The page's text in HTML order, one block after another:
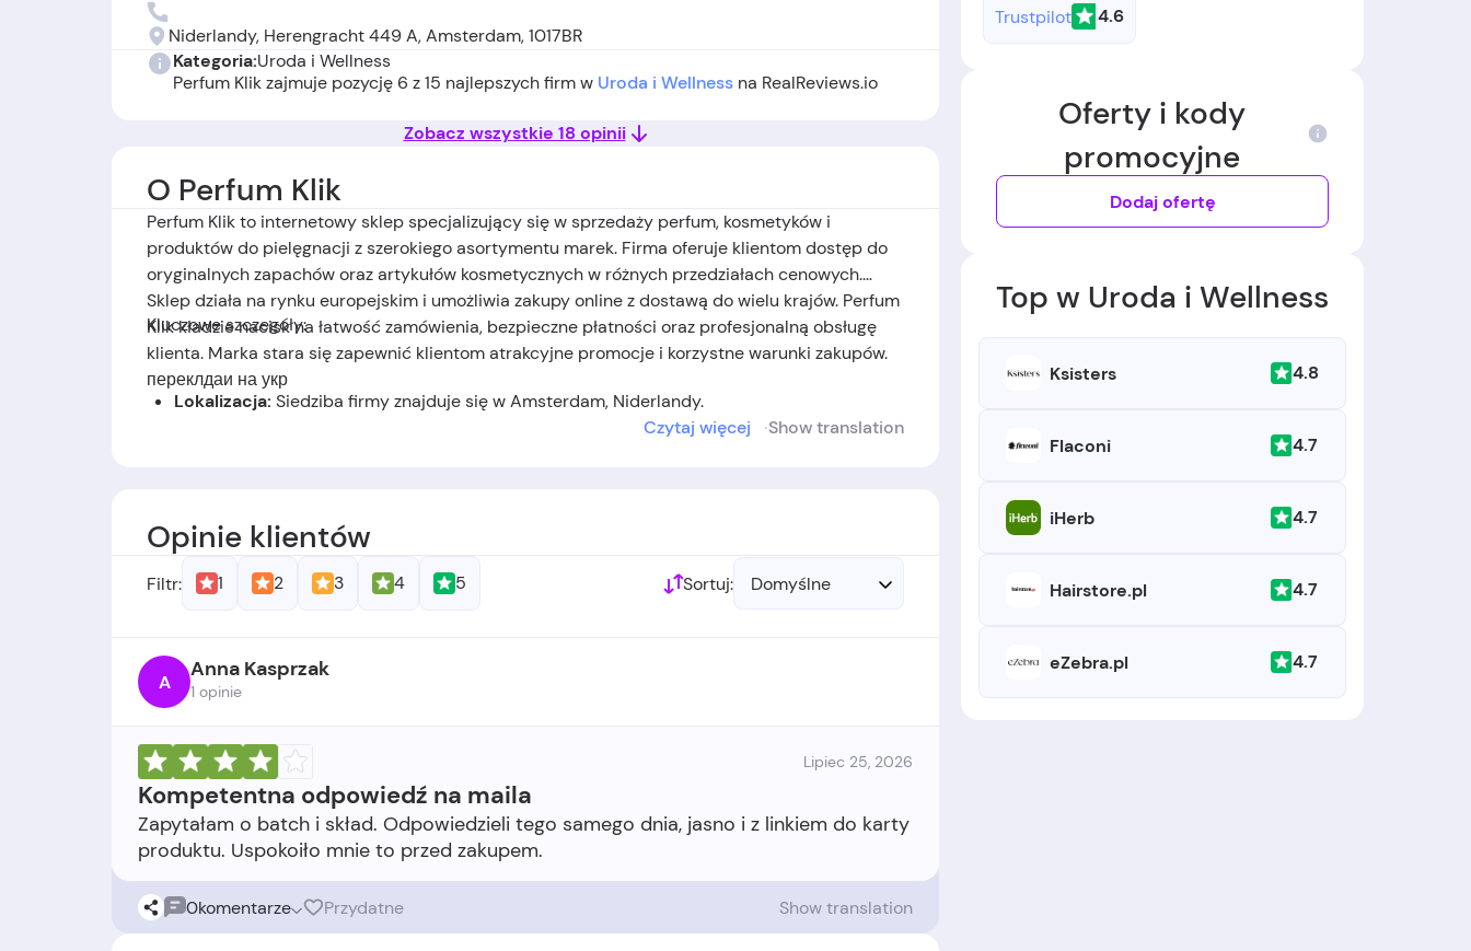
Niderlandy, Herengracht 449 A, Amsterdam, 1017BR
Kategoria:Uroda i Wellness
Perfum Klik zajmuje pozycję 6 z 15 najlepszych firm w Uroda i Wellness na RealReviews.io
Zobacz wszystkie 18 opinii
O Perfum Klik
Perfum Klik to internetowy sklep specjalizujący się w sprzedaży perfum, kosmetyków i
produktów do pielęgnacji z szerokiego asortymentu marek. Firma oferuje klientom dostęp do
oryginalnych zapachów oraz artykułów kosmetycznych w różnych przedziałach cenowych.
Sklep działa na rynku europejskim i umożliwia zakupy online z dostawą do wielu krajów. Perfum
Klik kładzie nacisk na łatwość zamówienia, bezpieczne płatności oraz profesjonalną obsługę
klienta. Marka stara się zapewnić klientom atrakcyjne promocje i korzystne warunki zakupów.
переклдаи на укр
Kluczowe szczegóły:
Lokalizacja: Siedziba firmy znajduje się w Amsterdam, Niderlandy.
Czytaj więcej Show translation
Trustpilot 4.6
Oferty i kody
promocyjne
Dodaj ofertę
Top w Uroda i Wellness
Ksisters 4.8
Flaconi 4.7
iHerb 4.7
Hairstore.pl 4.7
eZebra.pl 4.7
Opinie klientów
Sortuj: Domyślne
Filtr: 1 2 3 4 5
A Anna Kasprzak
1 opinie
Lipiec 25, 2026
Kompetentna odpowiedź na maila
Zapytałam o batch i skład. Odpowiedzieli tego samego dnia, jasno i z linkiem do karty
0komentarze Przydatne Show translation